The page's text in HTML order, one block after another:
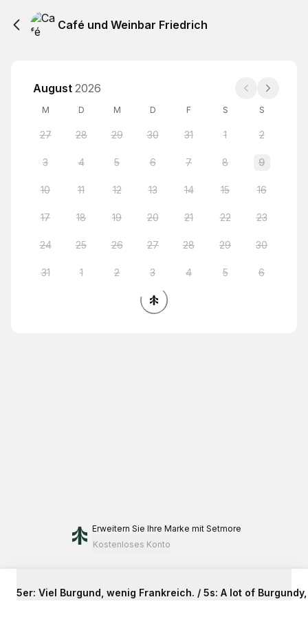
Café und Weinbar Friedrich
August 2026
M D M D F S S
27 28 29 30 31 1 2
3 4 5 6 7 8 9
10 11 12 13 14 15 16
17 18 19 20 21 22 23
24 25 26 27 28 29 30
31 1 2 3 4 5 6
Erweitern Sie Ihre Marke mit Setmore
Kostenloses Konto
5er: Viel Burgund, wenig Frankreich. / 5s: A lot of